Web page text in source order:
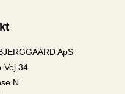
ApS
Vej 34
N